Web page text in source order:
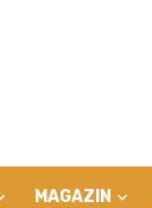
MAGAZIN